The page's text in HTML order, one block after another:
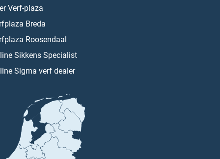
Verf-plaza
Breda
Roosendaal
Sikkens Specialist
Sigma verf dealer